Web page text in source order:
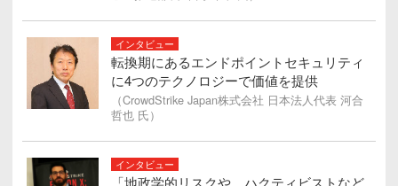
インタビュー
転換期にあるエンドポイントセキュリティ
に4つのテクノロジーで価値を提供
（CrowdStrike Japan株式会社 日本法人代表 河合
哲也 氏）
インタビュー
「地政学的リスクや、ハクティビストなど